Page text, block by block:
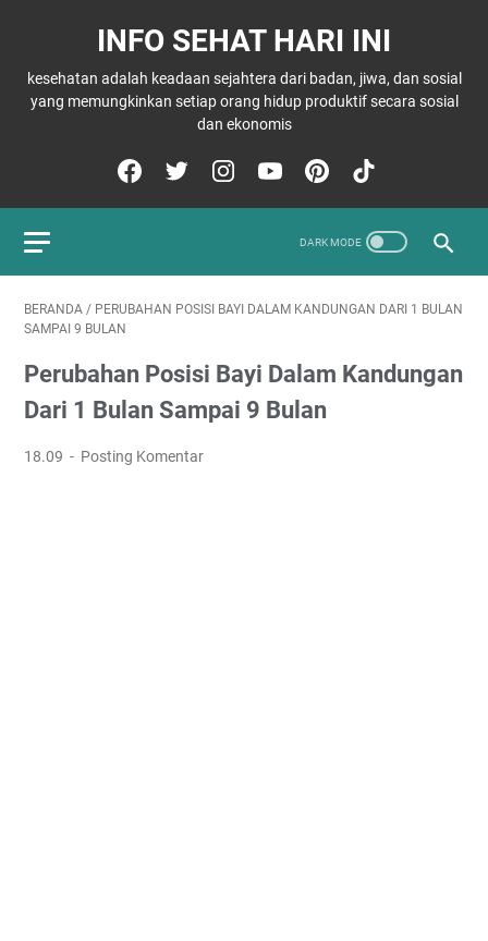
INFO SEHAT HARI INI
kesehatan adalah keadaan sejahtera dari badan, jiwa, dan sosial
yang memungkinkan setiap orang hidup produktif secara sosial
dan ekonomis
BERANDA / PERUBAHAN POSISI BAYI DALAM KANDUNGAN DARI 1 BULAN
SAMPAI 9 BULAN
Perubahan Posisi Bayi Dalam Kandungan
Dari 1 Bulan Sampai 9 Bulan
18.09 Posting Komentar